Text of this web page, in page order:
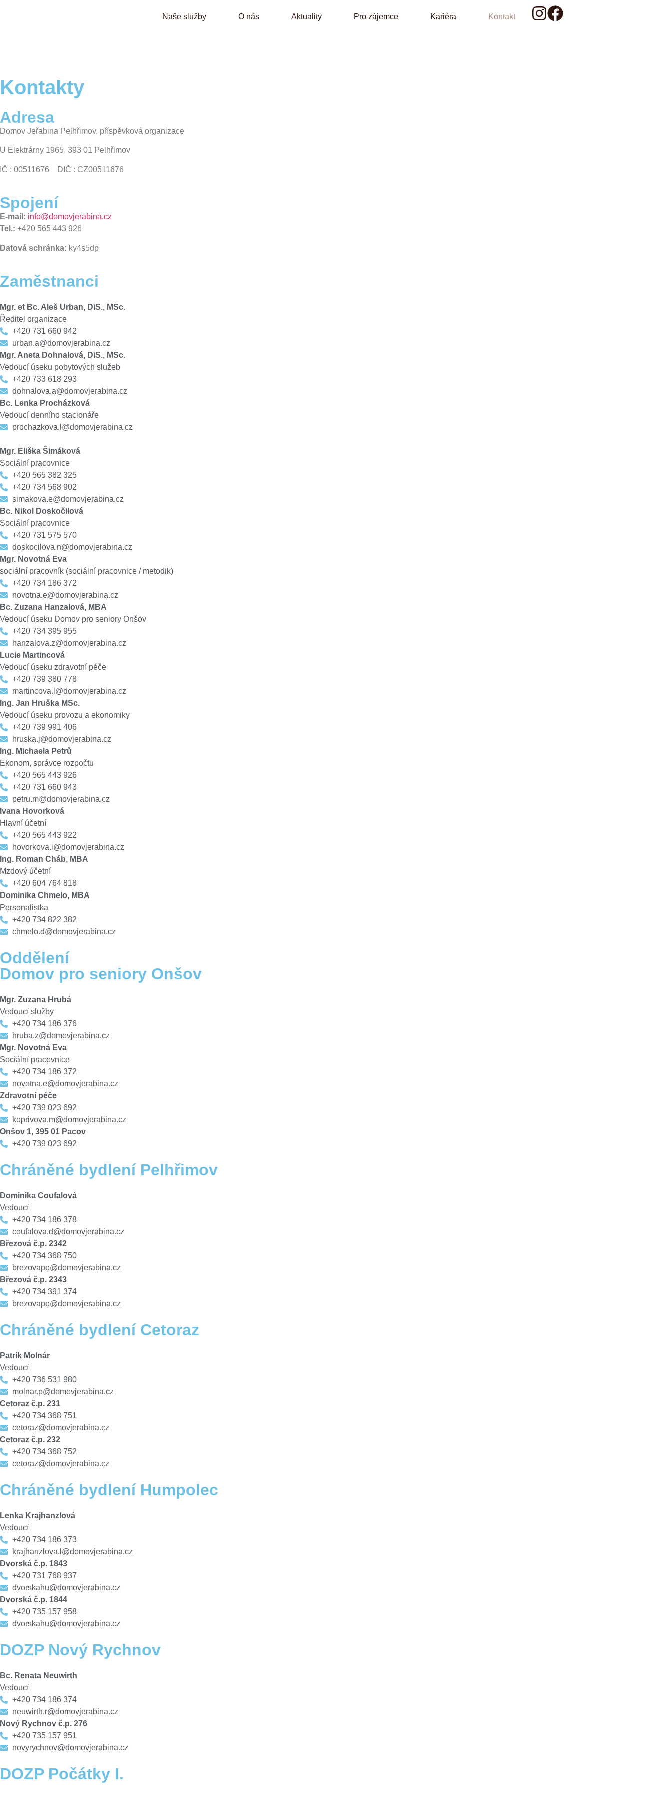
Naše služby O nás Aktuality Pro zájemce Kariéra Kontakt
Kontakty
Adresa
Domov Jeřabina Pelhřimov, příspěvková organizace
U Elektrárny 1965, 393 01 Pelhřimov
IČ : 00511676 DIČ : CZ00511676
Spojení
E-mail: info@domovjerabina.cz
Tel.: +420 565 443 926
Datová schránka: ky4s5dp
Zaměstnanci
Mgr. et Bc. Aleš Urban, DiS., MSc.
Ředitel organizace
+420 731 660 942
urban.a@domovjerabina.cz
Mgr. Aneta Dohnalová, DiS., MSc.
Vedoucí úseku pobytových služeb
+420 733 618 293
dohnalova.a@domovjerabina.cz
Bc. Lenka Procházková
Vedoucí denního stacionáře
prochazkova.l@domovjerabina.cz
Mgr. Eliška Šimáková
Sociální pracovnice
+420 565 382 325
+420 734 568 902
simakova.e@domovjerabina.cz
Bc. Nikol Doskočilová
Sociální pracovnice
+420 731 575 570
doskocilova.n@domovjerabina.cz
Mgr. Novotná Eva
sociální pracovník (sociální pracovnice / metodik)
+420 734 186 372
novotna.e@domovjerabina.cz
Bc. Zuzana Hanzalová, MBA
Vedoucí úseku Domov pro seniory Onšov
+420 734 395 955
hanzalova.z@domovjerabina.cz
Lucie Martincová
Vedoucí úseku zdravotní péče
+420 739 380 778
martincova.l@domovjerabina.cz
Ing. Jan Hruška MSc.
Vedoucí úseku provozu a ekonomiky
+420 739 991 406
hruska.j@domovjerabina.cz
Ing. Michaela Petrů
Ekonom, správce rozpočtu
+420 565 443 926
+420 731 660 943
petru.m@domovjerabina.cz
Ivana Hovorková
Hlavní účetní
+420 565 443 922
hovorkova.i@domovjerabina.cz
Ing. Roman Cháb, MBA
Mzdový účetní
+420 604 764 818
Dominika Chmelo, MBA
Personalistka
+420 734 822 382
chmelo.d@domovjerabina.cz
Oddělení
Domov pro seniory Onšov
Mgr. Zuzana Hrubá
Vedoucí služby
+420 734 186 376
hruba.z@domovjerabina.cz
Mgr. Novotná Eva
Sociální pracovnice
+420 734 186 372
novotna.e@domovjerabina.cz
Zdravotní péče
+420 739 023 692
koprivova.m@domovjerabina.cz
Onšov 1, 395 01 Pacov
+420 739 023 692
Chráněné bydlení Pelhřimov
Dominika Coufalová
Vedoucí
+420 734 186 378
coufalova.d@domovjerabina.cz
Březová č.p. 2342
+420 734 368 750
brezovape@domovjerabina.cz
Březová č.p. 2343
+420 734 391 374
brezovape@domovjerabina.cz
Chráněné bydlení Cetoraz
Patrik Molnár
Vedoucí
+420 736 531 980
molnar.p@domovjerabina.cz
Cetoraz č.p. 231
+420 734 368 751
cetoraz@domovjerabina.cz
Cetoraz č.p. 232
+420 734 368 752
cetoraz@domovjerabina.cz
Chráněné bydlení Humpolec
Lenka Krajhanzlová
Vedoucí
+420 734 186 373
krajhanzlova.l@domovjerabina.cz
Dvorská č.p. 1843
+420 731 768 937
dvorskahu@domovjerabina.cz
Dvorská č.p. 1844
+420 735 157 958
dvorskahu@domovjerabina.cz
DOZP Nový Rychnov
Bc. Renata Neuwirth
Vedoucí
+420 734 186 374
neuwirth.r@domovjerabina.cz
Nový Rychnov č.p. 276
+420 735 157 951
novyrychnov@domovjerabina.cz
DOZP Počátky I.